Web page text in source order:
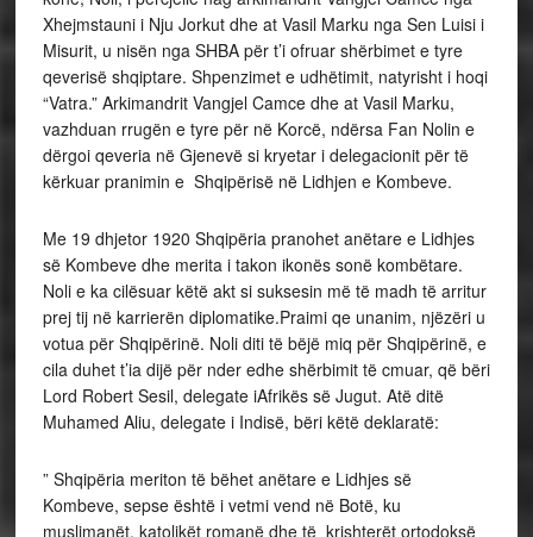
Xhejmstauni i Nju Jorkut dhe at Vasil Marku nga Sen Luisi i
Misurit, u nisën nga SHBA për t’i ofruar shërbimet e tyre
qeverisë shqiptare. Shpenzimet e udhëtimit, natyrisht i hoqi
“Vatra.” Arkimandrit Vangjel Camce dhe at Vasil Marku,
vazhduan rrugën e tyre për në Korcë, ndërsa Fan Nolin e
dërgoi qeveria në Gjenevë si kryetar i delegacionit për të
kërkuar pranimin e Shqipërisë në Lidhjen e Kombeve.
Me 19 dhjetor 1920 Shqipëria pranohet anëtare e Lidhjes
së Kombeve dhe merita i takon ikonës sonë kombëtare.
Noli e ka cilësuar këtë akt si suksesin më të madh të arritur
prej tij në karrierën diplomatike.Praimi qe unanim, njëzëri u
votua për Shqipërinë. Noli diti të bëjë miq për Shqipërinë, e
cila duhet t’ia dijë për nder edhe shërbimit të cmuar, që bëri
Lord Robert Sesil, delegate iAfrikës së Jugut. Atë ditë
Muhamed Aliu, delegate i Indisë, bëri këtë deklaratë:
” Shqipëria meriton të bëhet anëtare e Lidhjes së
Kombeve, sepse është i vetmi vend në Botë, ku
muslimanët, katolikët romanë dhe të krishterët ortodoksë